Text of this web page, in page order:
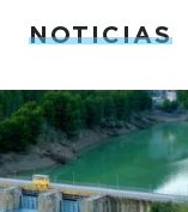
NOTICIAS